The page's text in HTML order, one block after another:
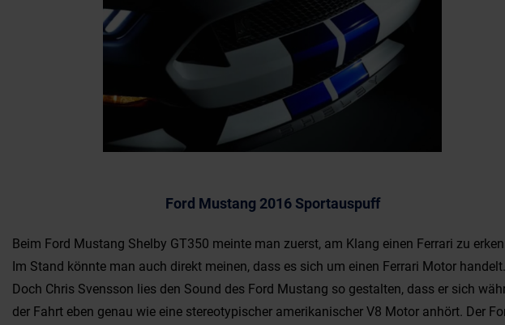
Ford Mustang 2016 Sportauspuff
Beim Ford Mustang Shelby GT350 meinte man zuerst, am Klang einen Ferrari zu
Im Stand könnte man auch direkt meinen, dass es sich um einen Ferrari Motor handelt.
Doch Chris Svensson lies den Sound des Ford Mustang so gestalten, dass er sich
der Fahrt eben genau wie eine stereotypischer amerikanischer V8 Motor anhört. Der